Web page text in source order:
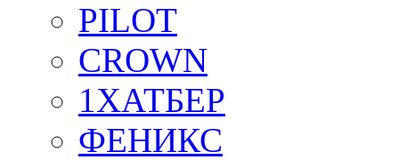
PILOT
CROWN
1ХАТБЕР
ФЕНИКС